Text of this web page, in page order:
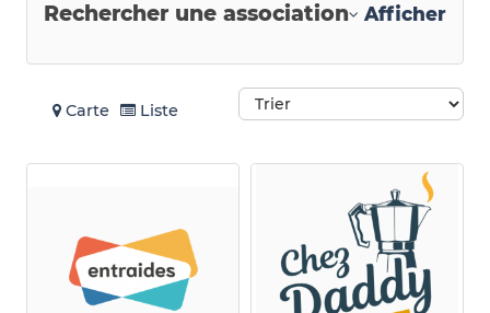
Rechercher une association Afficher
Carte Liste